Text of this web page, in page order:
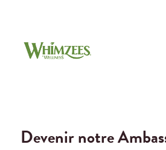
Devenir notre